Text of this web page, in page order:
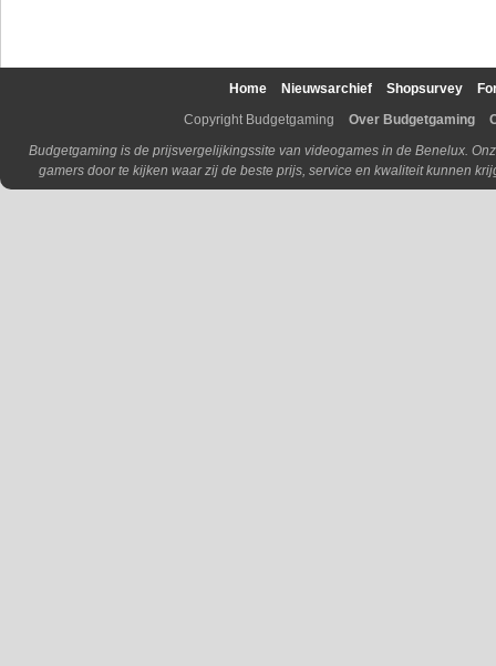
Home Nieuwsarchief Shopsurvey
Copyright Budgetgaming
Over Budgetgaming
Budgetgaming is de prijsvergelijkingssite van videogames in de Benelux.
gamers door te kijken waar zij de beste prijs, service en kwaliteit kunnen